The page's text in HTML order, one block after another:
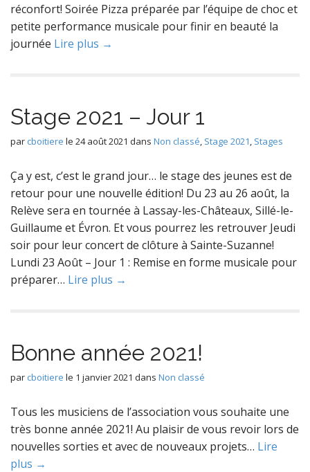
réconfort! Soirée Pizza préparée par l’équipe de choc et
petite performance musicale pour finir en beauté la
journée Lire plus →
Stage 2021 – Jour 1
par cboitiere le 24 août 2021 dans Non classé, Stage 2021, Stages
Ça y est, c’est le grand jour… le stage des jeunes est de
retour pour une nouvelle édition! Du 23 au 26 août, la
Relève sera en tournée à Lassay-les-Châteaux, Sillé-le-
Guillaume et Évron. Et vous pourrez les retrouver Jeudi
soir pour leur concert de clôture à Sainte-Suzanne!
Lundi 23 Août – Jour 1 : Remise en forme musicale pour
préparer… Lire plus →
Bonne année 2021!
par cboitiere le 1 janvier 2021 dans Non classé
Tous les musiciens de l’association vous souhaite une
très bonne année 2021! Au plaisir de vous revoir lors de
nouvelles sorties et avec de nouveaux projets… Lire
plus →